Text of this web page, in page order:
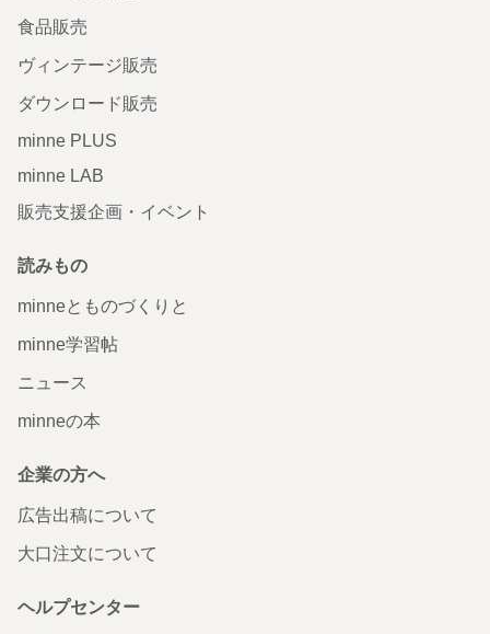
食品販売
ヴィンテージ販売
ダウンロード販売
minne PLUS
minne LAB
販売支援企画・イベント
読みもの
minneとものづくりと
minne学習帖
ニュース
minneの本
企業の方へ
広告出稿について
大口注文について
ヘルプセンター